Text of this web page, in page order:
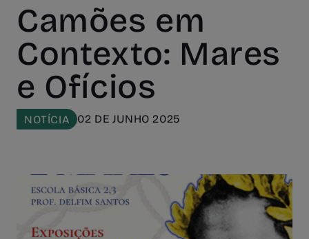
Camões em
Contexto: Mares
e Ofícios
NOTÍCIA 02 DE JUNHO 2025